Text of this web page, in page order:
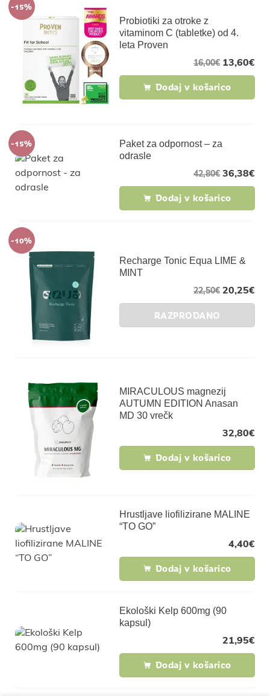
-15%
Probiotiki za otroke z
vitaminom C (tabletke) od 4.
leta Proven
13,60€
16,00€
Dodaj v košarico
-15%
Paket za odpornost – za
odrasle
36,38€
42,80€
Dodaj v košarico
-10%
Recharge Tonic Equa LIME &
MINT
20,25€
22,50€
RAZPRODANO
MIRACULOUS magnezij
AUTUMN EDITION Anasan
MD 30 vrečk
32,80€
Dodaj v košarico
Hrustljave liofilizirane MALINE
“TO GO”
4,40€
Dodaj v košarico
Ekološki Kelp 600mg (90
kapsul)
21,95€
Dodaj v košarico